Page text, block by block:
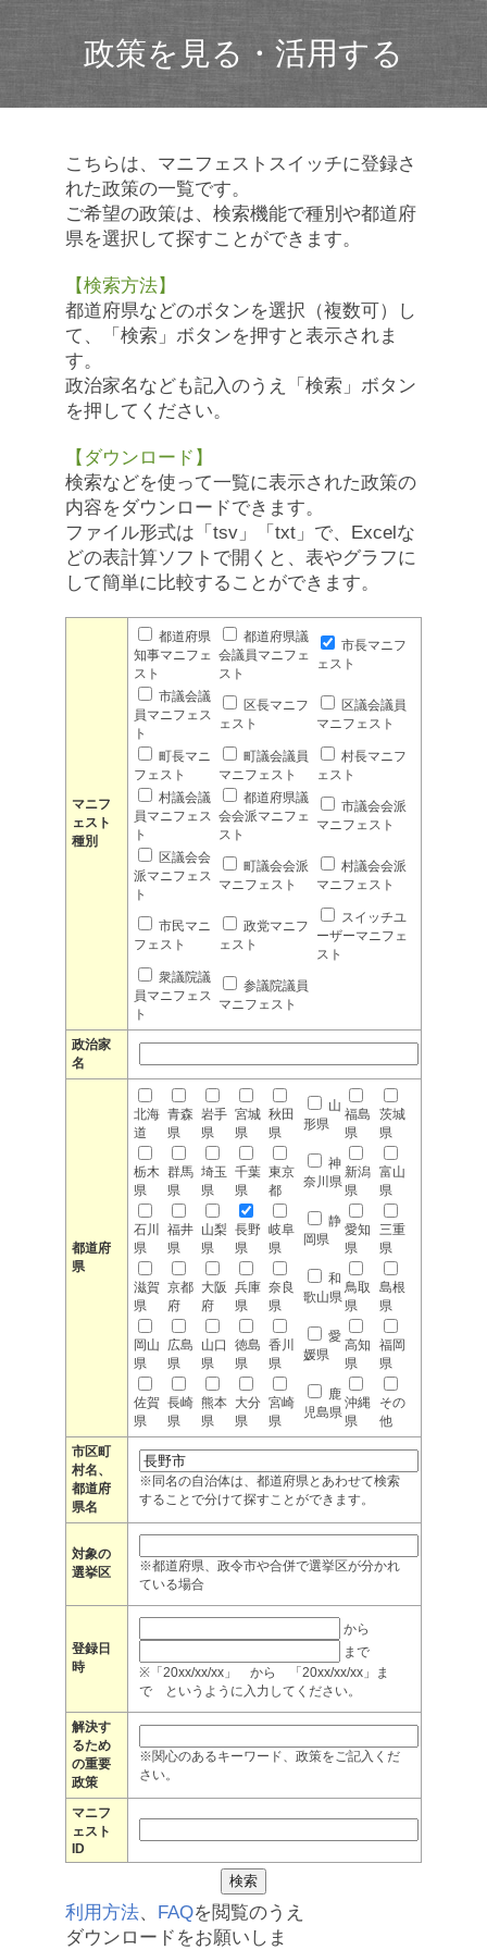
政策を見る・活用する
こちらは、マニフェストスイッチに登録さ
れた政策の一覧です。
ご希望の政策は、検索機能で種別や都道府
県を選択して探すことができます。
【検索方法】
都道府県などのボタンを選択（複数可）し
て、「検索」ボタンを押すと表示されま
す。
政治家名なども記入のうえ「検索」ボタン
を押してください。
【ダウンロード】
検索などを使って一覧に表示された政策の
内容をダウンロードできます。
ファイル形式は「tsv」「txt」で、Excelな
どの表計算ソフトで開くと、表やグラフに
して簡単に比較することができます。
マニフ
ェスト
種別
都道府県
知事マニフェ
スト
都道府県議
会議員マニフェ
スト
市長マニフ
ェスト
市議会議
員マニフェス
ト
区長マニフ
ェスト
区議会議員
マニフェスト
町長マニ
フェスト
町議会議員
マニフェスト
村長マニフ
ェスト
村議会議
員マニフェス
ト
都道府県議
会会派マニフェ
スト
市議会会派
マニフェスト
区議会会
派マニフェス
ト
町議会会派
マニフェスト
村議会会派
マニフェスト
市民マニ
フェスト
政党マニフ
ェスト
スイッチユ
ーザーマニフェ
スト
衆議院議
員マニフェス
ト
参議院議員
マニフェスト
政治家
名
都道府
県
北海
道
青森
県
岩手
県
宮城
県
秋田
県
山
形県
福島
県
茨城
県
栃木
県
群馬
県
埼玉
県
千葉
県
東京
都
神
奈川県
新潟
県
富山
県
石川
県
福井
県
山梨
県
長野
県
岐阜
県
静
岡県
愛知
県
三重
県
滋賀
県
京都
府
大阪
府
兵庫
県
奈良
県
和
歌山県
鳥取
県
島根
県
岡山
県
広島
県
山口
県
徳島
県
香川
県
愛
媛県
高知
県
福岡
県
佐賀
県
長崎
県
熊本
県
大分
県
宮崎
県
鹿
児島県
沖縄
県
その
他
市区町
村名、
都道府
県名
※同名の自治体は、都道府県とあわせて検索
することで分けて探すことができます。
対象の
選挙区
※都道府県、政令市や合併で選挙区が分かれ
ている場合
登録日
時
から
まで
※「20xx/xx/xx」 から 「20xx/xx/xx」ま
で というように入力してください。
解決す
るため
の重要
政策
※関心のあるキーワード、政策をご記入くだ
さい。
マニフ
ェスト
ID
利用方法、 FAQを閲覧のうえ
ダウンロードをお願いしま